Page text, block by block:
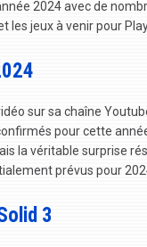
2024 avec de
jeux à venir pour
sur sa chaîne
pour cette
la véritable surprise
prévus pour
3